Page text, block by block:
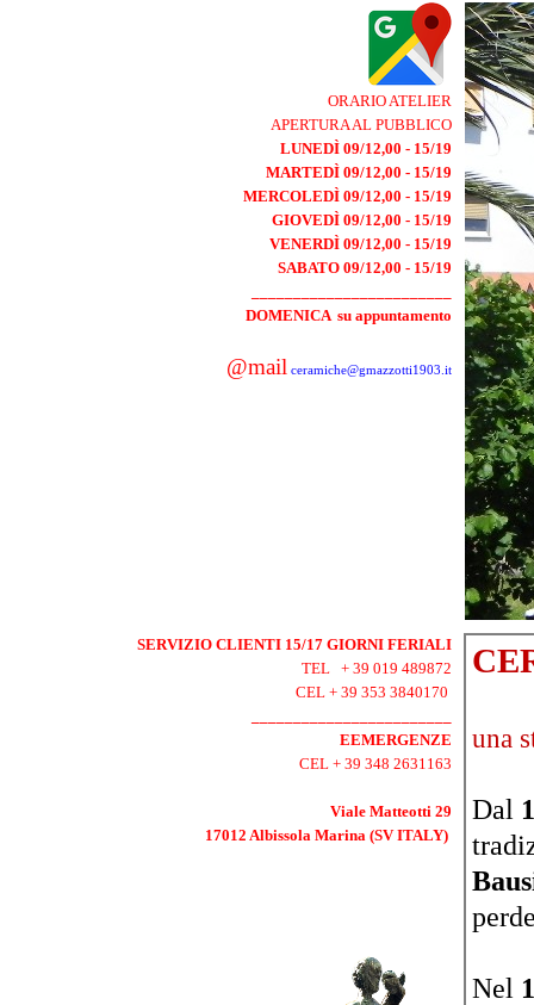
ORARIO ATELIER
APERTURA AL PUBBLICO
LUNEDÌ 09/12,00 - 15/19
MARTEDÌ 09/12,00 - 15/19
MERCOLEDÌ 09/12,00 - 15/19
GIOVEDÌ 09/12,00 - 15/19
VENERDÌ 09/12,00 - 15/19
SABATO 09/12,00 - 15/19
DOMENICA su appuntamento
@mail ceramiche@gmazzotti1903.it
SERVIZIO CLIENTI 15/17 GIORNI FERIALI
TEL + 39 019 489872
CEL + 39 353 3840170
EEMERGENZE
CEL + 39 348 2631163
Viale Matteotti 29
17012 Albissola Marina (SV ITALY)
una
Dal
Nel